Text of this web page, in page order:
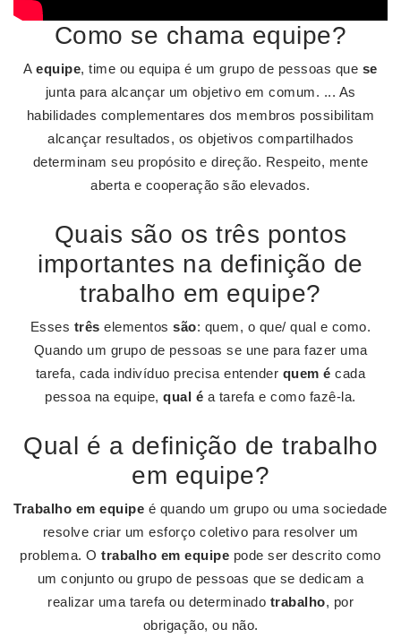
Como se chama equipe?
Aequipe, time ou equipa é um grupo de pessoas que se
junta para alcançar um objetivo em comum. ... As
habilidades complementares dos membros possibilitam
alcançar resultados, os objetivos compartilhados
determinam seu propósito e direção. Respeito, mente
aberta e cooperação são elevados.
Quais são os três pontos
importantes na definição de
trabalho em equipe?
Esses três elementossão: quem, o que/ qual e como.
Quando um grupo de pessoas se une para fazer uma
tarefa, cada indivíduo precisa entender quem é cada
pessoa na equipe,qual é a tarefa e como fazê-la.
Qual é a definição de trabalho
em equipe?
Trabalho em equipe é quando um grupo ou uma sociedade
resolve criar um esforço coletivo para resolver um
problema. Otrabalho em equipe pode ser descrito como
um conjunto ou grupo de pessoas que se dedicam a
realizar uma tarefa ou determinado trabalho, por
obrigação, ou não.